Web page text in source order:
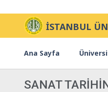
İSTANBUL
Ana Sayfa
SANAT